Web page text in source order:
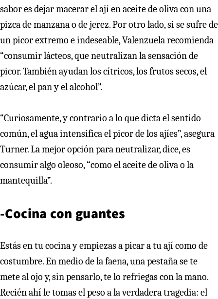
sabor es dejar macerar el ají en aceite de oliva con una
pizca de manzana o de jerez. Por otro lado, si se sufre de
un picor extremo e indeseable, Valenzuela recomienda
“consumir lácteos, que neutralizan la sensación de
picor. También ayudan los cítricos, los frutos secos, el
azúcar, el pan y el alcohol”.
“Curiosamente, y contrario a lo que dicta el sentido
común, el agua intensifica el picor de los ajíes”, asegura
Turner. La mejor opción para neutralizar, dice, es
consumir algo oleoso, “como el aceite de oliva o la
mantequilla”.
-Cocina con guantes
Estás en tu cocina y empiezas a picar a tu ají como de
costumbre. En medio de la faena, una pestaña se te
mete al ojo y, sin pensarlo, te lo refriegas con la mano.
Recién ahí le tomas el peso a la verdadera tragedia: el